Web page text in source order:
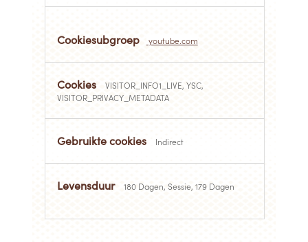
youtube.com
VISITOR_INFO1_LIVE, YSC,
VISITOR_PRIVACY_METADATA
Indirect
180 Dagen, Sessie, 179 Dagen